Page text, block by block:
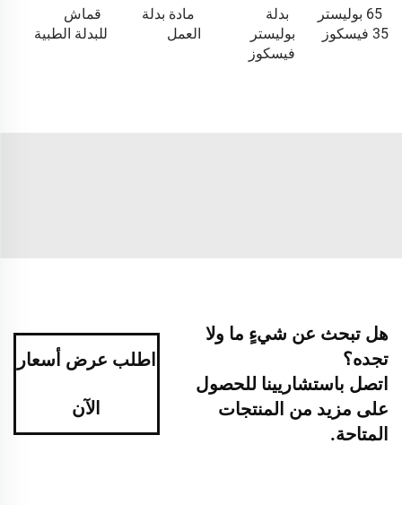
65 بوليستر
35 فيسكوز
بدلة
بوليستر
فيسكوز
مادة بدلة
العمل
قماش
للبدلة الطبية
هل تبحث عن شيءٍ ما ولا
تجده؟
اتصل باستشاريينا للحصول
على مزيد من المنتجات
المتاحة.
اطلب عرض أسعار
الآن